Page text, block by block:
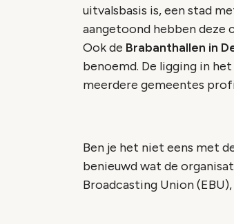
uitvalsbasis is, een stad
aangetoond hebben deze
Ook de Brabanthallen in
benoemd. De ligging in
meerdere gemeentes
Ben je het niet eens met
benieuwd wat de
Broadcasting Union